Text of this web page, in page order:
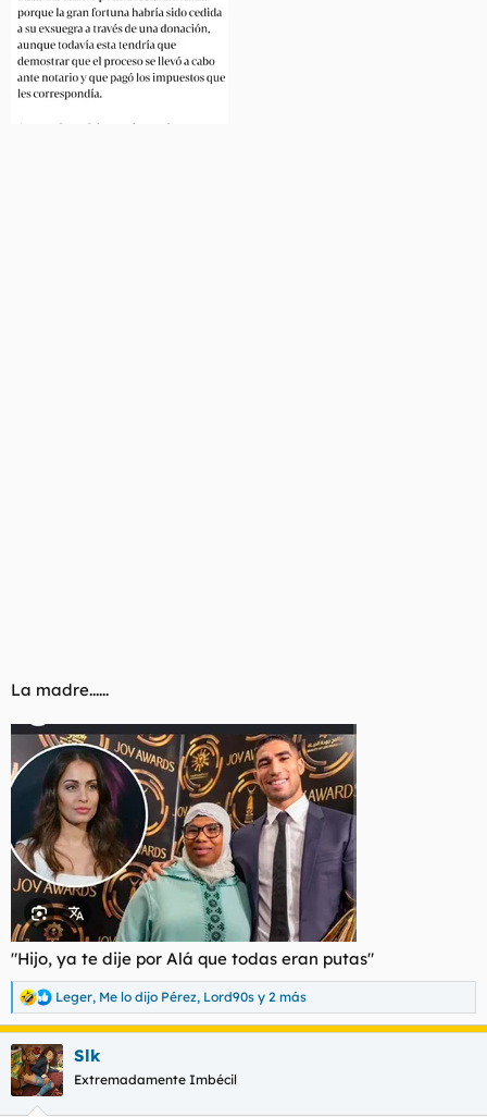
La madre......
"Hijo, ya te dije por Alá que todas eran putas"
R
e
a
c
c
i
Leger, Me lo dijo Pérez, Lord90s y 2 más
Slk
Extremadamente Imbécil